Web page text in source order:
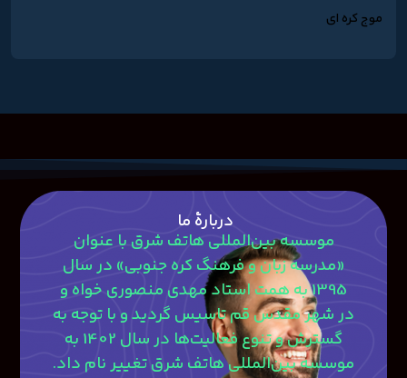
موج کره ای
دربارۀ ما
موسسه بین‌المللی هاتف شرق با عنوان
«مدرسه زبان و فرهنگ کره جنوبی» در سال
1395 به همت استاد مهدی منصوری‎ خواه و
در شهر مقدس قم تاسیس گردید و با توجه به
گسترش و تنوع فعالیت‌ها در سال 1402 به
موسسه بین‌المللی هاتف شرق تغییر نام داد.